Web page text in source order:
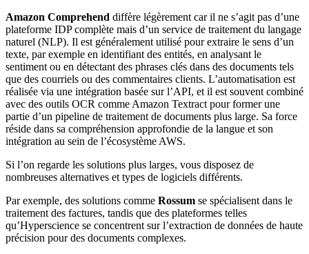
Amazon Comprehend diffère légèrement car il ne s’agit pas d’une
plateforme IDP complète mais d’un service de traitement du langage
naturel (NLP). Il est généralement utilisé pour extraire le sens d’un
texte, par exemple en identifiant des entités, en analysant le
sentiment ou en détectant des phrases clés dans des documents tels
que des courriels ou des commentaires clients. L’automatisation est
réalisée via une intégration basée sur l’API, et il est souvent combiné
avec des outils OCR comme Amazon Textract pour former une
partie d’un pipeline de traitement de documents plus large. Sa force
réside dans sa compréhension approfondie de la langue et son
intégration au sein de l’écosystème AWS.
Si l’on regarde les solutions plus larges, vous disposez de
nombreuses alternatives et types de logiciels différents.
Par exemple, des solutions comme Rossum se spécialisent dans le
traitement des factures, tandis que des plateformes telles
qu’Hyperscience se concentrent sur l’extraction de données de haute
précision pour des documents complexes.